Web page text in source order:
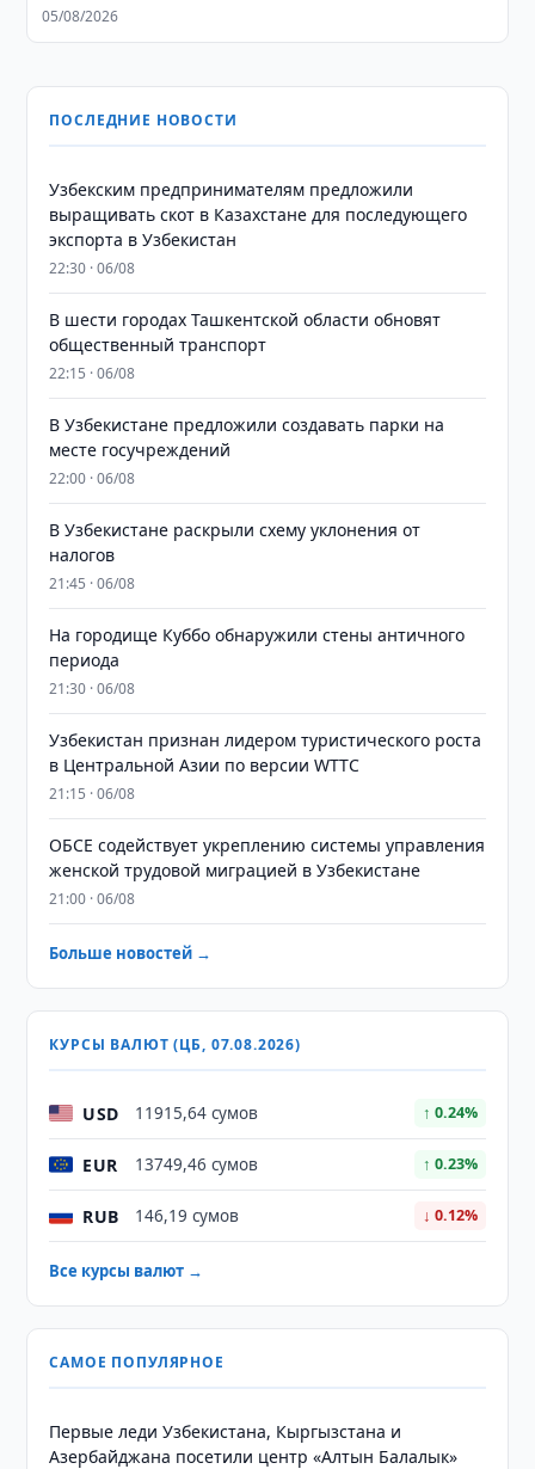
05/08/2026
ПОСЛЕДНИЕ НОВОСТИ
Узбекским предпринимателям предложили
выращивать скот в Казахстане для последующего
экспорта в Узбекистан
22:30 · 06/08
В шести городах Ташкентской области обновят
общественный транспорт
22:15 · 06/08
В Узбекистане предложили создавать парки на
месте госучреждений
22:00 · 06/08
В Узбекистане раскрыли схему уклонения от
налогов
21:45 · 06/08
На городище Куббо обнаружили стены античного
периода
21:30 · 06/08
Узбекистан признан лидером туристического роста
в Центральной Азии по версии WTTC
21:15 · 06/08
ОБСЕ содействует укреплению системы управления
женской трудовой миграцией в Узбекистане
21:00 · 06/08
Больше новостей →
КУРСЫ ВАЛЮТ (ЦБ, 07.08.2026)
USD 11915,64 сумов ↑ 0.24%
EUR 13749,46 сумов ↑ 0.23%
RUB 146,19 сумов ↓ 0.12%
Все курсы валют →
САМОЕ ПОПУЛЯРНОЕ
Первые леди Узбекистана, Кыргызстана и
Азербайджана посетили центр «Алтын Балалык»